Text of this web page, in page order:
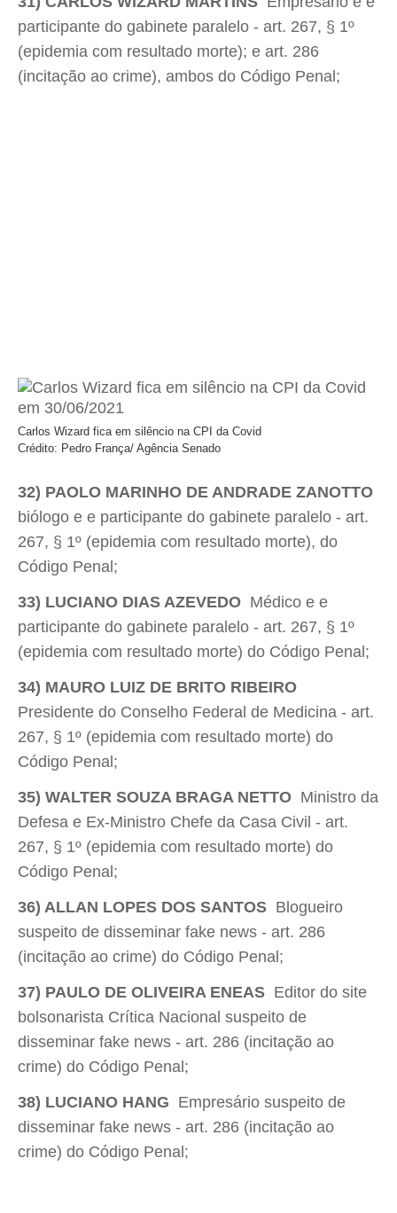
participante do gabinete paralelo - art. 267, § 1º
(epidemia com resultado morte); e art. 286
(incitação ao crime), ambos do Código Penal;
Carlos Wizard fica em silêncio na CPI da Covid
Crédito: Pedro França/ Agência Senado
32) PAOLO MARINHO DE ANDRADE ZANOTTO
biólogo e e participante do gabinete paralelo - art.
267, § 1º (epidemia com resultado morte), do
Código Penal;
33) LUCIANO DIAS AZEVEDO  Médico e e
participante do gabinete paralelo - art. 267, § 1º
(epidemia com resultado morte) do Código Penal;
34) MAURO LUIZ DE BRITO RIBEIRO
Presidente do Conselho Federal de Medicina - art.
267, § 1º (epidemia com resultado morte) do
Código Penal;
35) WALTER SOUZA BRAGA NETTO  Ministro da
Defesa e Ex-Ministro Chefe da Casa Civil - art.
267, § 1º (epidemia com resultado morte) do
Código Penal;
36) ALLAN LOPES DOS SANTOS  Blogueiro
suspeito de disseminar fake news - art. 286
(incitação ao crime) do Código Penal;
37) PAULO DE OLIVEIRA ENEAS  Editor do site
bolsonarista Crítica Nacional suspeito de
disseminar fake news - art. 286 (incitação ao
crime) do Código Penal;
38) LUCIANO HANG  Empresário suspeito de
disseminar fake news - art. 286 (incitação ao
crime) do Código Penal;